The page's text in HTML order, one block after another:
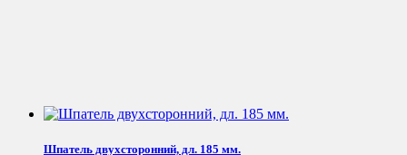
Шпатель двухсторонний, дл. 185 мм.